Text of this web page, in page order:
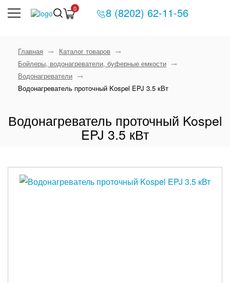
0 8 (8202) 62-11-56
Главная
Каталог товаров
Бойлеры, водонагреватели, буферные емкости
Водонагреватели
Водонагреватель проточный Kospel EPJ 3.5 кВт
Водонагреватель проточный Kospel
EPJ 3.5 кВт